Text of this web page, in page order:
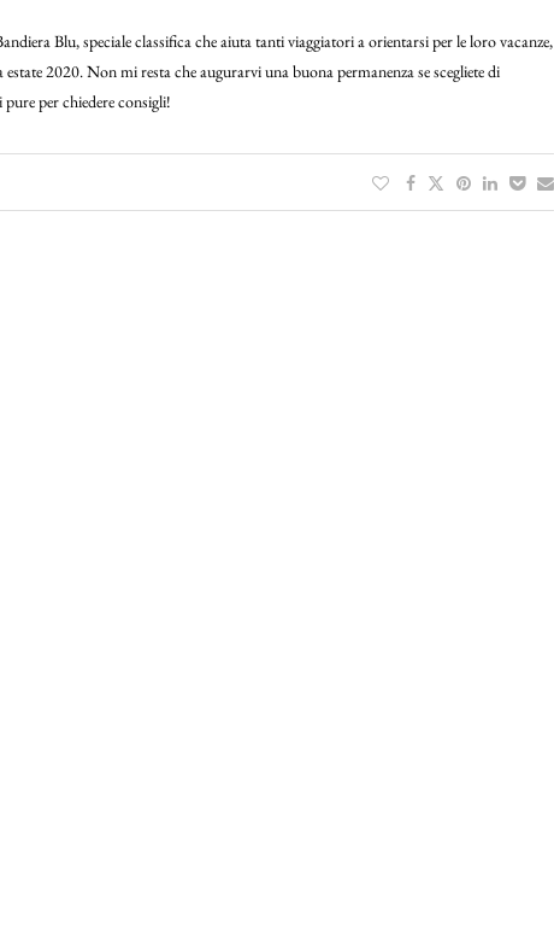
Blu, speciale classifica che aiuta tanti viaggiatori a orientarsi per le loro vacanze,
2020. Non mi resta che augurarvi una buona permanenza se scegliete di
per chiedere consigli!